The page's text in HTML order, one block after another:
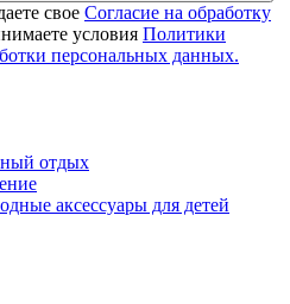
свое Согласие на обработку
условия Политики
персональных данных.
отдых
аксессуары для детей